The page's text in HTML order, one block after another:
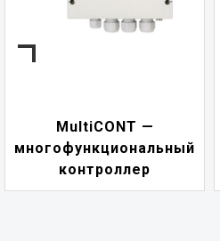
NIVELCONT PM —
преобразователь